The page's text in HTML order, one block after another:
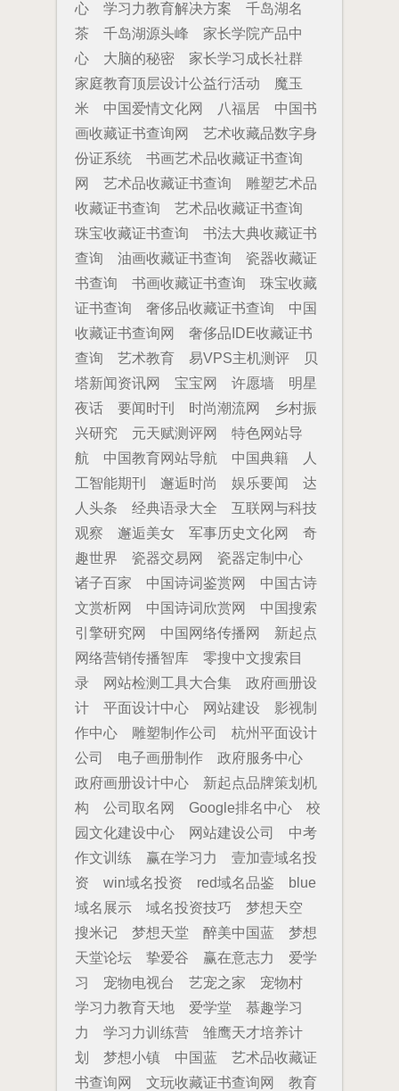
心
学习力教育解决方案
千岛湖名
茶
千岛湖源头峰
家长学院产品中
心
大脑的秘密
家长学习成长社群
家庭教育顶层设计公益行活动
魔玉
米
中国爱情文化网 八福居
中国书
画收藏证书查询网
艺术收藏品数字身
份证系统
书画艺术品收藏证书查询
网
艺术品收藏证书查询
雕塑艺术品
收藏证书查询
艺术品收藏证书查询
珠宝收藏证书查询
书法大典收藏证书
查询
油画收藏证书查询
瓷器收藏证
书查询
书画收藏证书查询
珠宝收藏
证书查询
奢侈品收藏证书查询
中国
收藏证书查询网
奢侈品IDE收藏证书
查询
艺术教育 易VPS主机测评
贝
塔新闻资讯网
宝宝网 许愿墙
明星
夜话
要闻时刊 时尚潮流网
乡村振
兴研究
元天赋测评网
特色网站导
航
中国教育网站导航 中国典籍
人
工智能期刊
邂逅时尚 娱乐要闻
达
人头条
经典语录大全
互联网与科技
观察
邂逅美女 军事历史文化网
奇
趣世界
瓷器交易网
瓷器定制中心
诸子百家
中国诗词鉴赏网
中国古诗
文赏析网
中国诗词欣赏网
中国搜索
引擎研究网
中国网络传播网
新起点
网络营销传播智库
零搜中文搜索目
录
网站检测工具大合集
政府画册设
计
平面设计中心 网站建设
影视制
作中心
雕塑制作公司
杭州平面设计
公司
电子画册制作
政府服务中心
政府画册设计中心
新起点品牌策划机
构
公司取名网 Google排名中心
校
园文化建设中心
网站建设公司
中考
作文训练
赢在学习力
壹加壹域名投
资
win域名投资 red域名品鉴
blue
域名展示
域名投资技巧
梦想天空
搜米记
梦想天堂 醉美中国蓝
梦想
天堂论坛
挚爱谷 赢在意志力
爱学
习
宠物电视台 艺宠之家
宠物村
学习力教育天地
爱学堂
慕趣学习
力
学习力训练营
雏鹰天才培养计
划
梦想小镇 中国蓝
艺术品收藏证
书查询网
文玩收藏证书查询网 教育